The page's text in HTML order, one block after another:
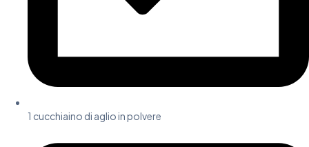
1 cucchiaino di aglio in polvere